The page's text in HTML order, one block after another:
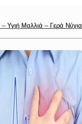
Υγιή Μαλλιά – Γερά Νύχια